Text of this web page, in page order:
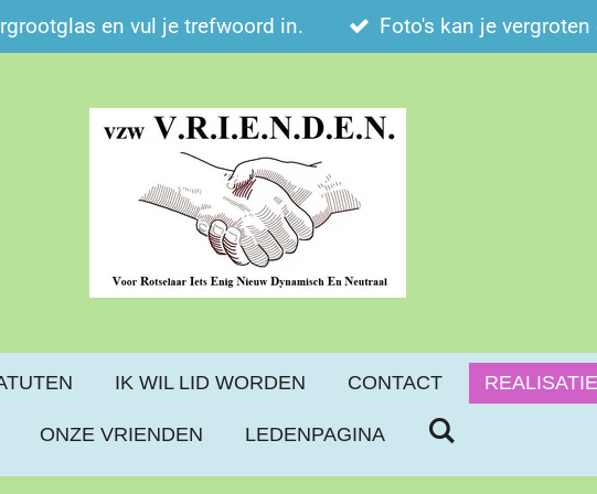
en vul je trefwoord in. Foto's kan je
IK WIL LID WORDEN CONTACT
ONZE VRIENDEN LEDENPAGINA